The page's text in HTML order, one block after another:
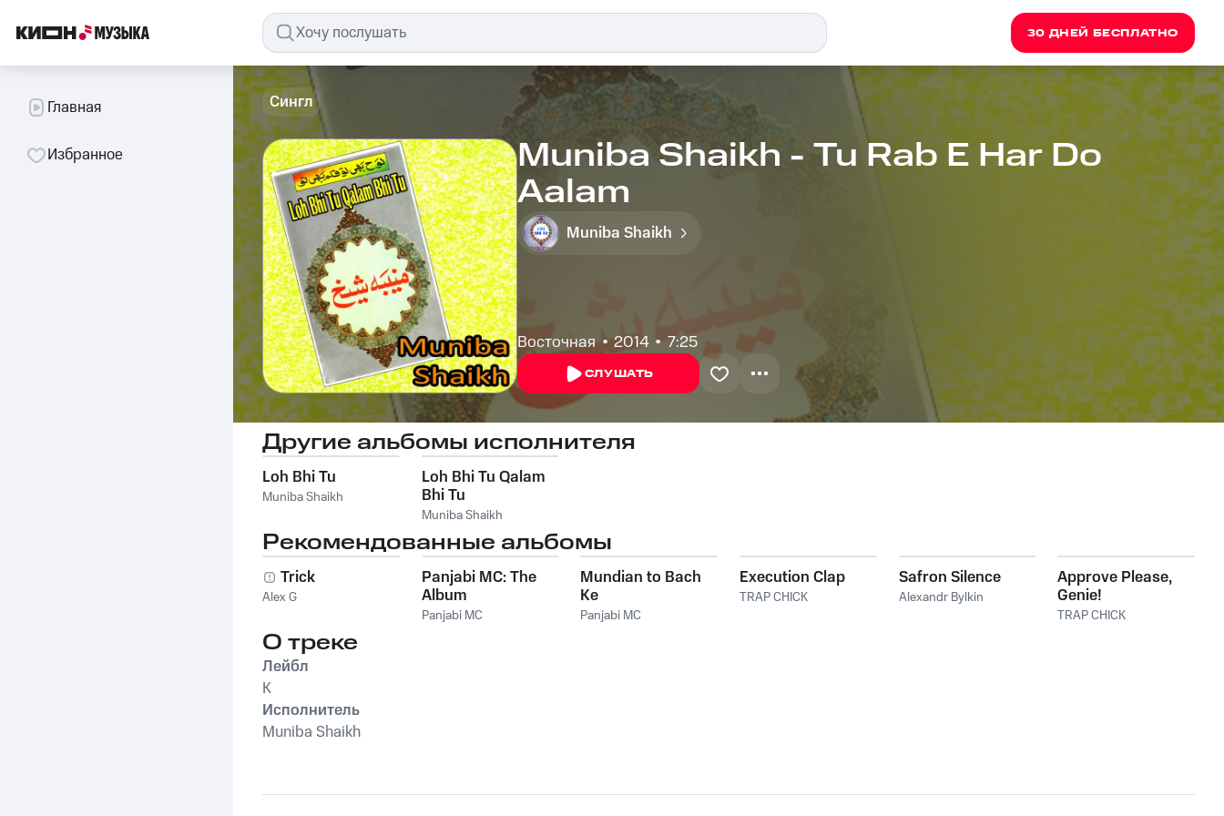
30 ДНЕЙ БЕСПЛАТНО
Главная
Избранное
Сингл
Muniba Shaikh - Tu Rab E Har Do
Aalam
Muniba Shaikh
Восточная 2014 7:25
СЛУШАТЬ
Другие альбомы исполнителя
Loh Bhi Tu
Muniba Shaikh
Loh Bhi Tu Qalam
Bhi Tu
Muniba Shaikh
Рекомендованные альбомы
Trick
Alex G
Panjabi MC: The
Album
Panjabi MC
Mundian to Bach
Ke
Panjabi MC
Execution Clap
TRAP CHICK
Safron Silence
Alexandr Bylkin
Approve Please,
Genie!
TRAP CHICK
О треке
Лейбл
K
Исполнитель
Muniba Shaikh